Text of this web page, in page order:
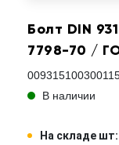
Болт DIN
7798-70 /
В наличии
На складе шт: